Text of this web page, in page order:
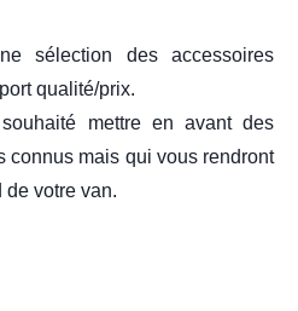
sélection des accessoires
qualité/prix.
mettre en avant des
connus mais qui vous rendront
de votre van.